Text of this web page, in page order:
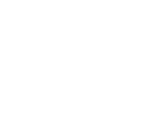
させていただ
了承ください。
をご了承くださ
1000ppm以下、
下、フタル酸ジブチ
、
貨物等」とい
可)を取得する